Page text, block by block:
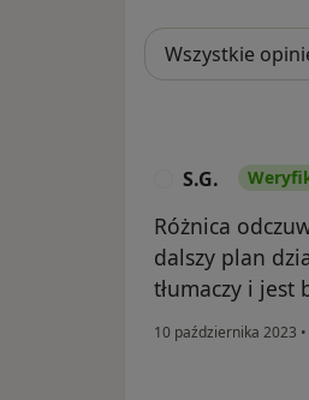
S.G.
Różnica
dalszy plan
tłumaczy i jest
10 października 2023 •